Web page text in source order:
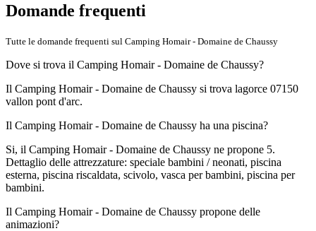
Domande frequenti
Tutte le domande frequenti sul Camping Homair - Domaine de Chaussy
Dove si trova il Camping Homair - Domaine de Chaussy?
Il Camping Homair - Domaine de Chaussy si trova lagorce 07150
vallon pont d'arc.
Il Camping Homair - Domaine de Chaussy ha una piscina?
Si, il Camping Homair - Domaine de Chaussy ne propone 5.
Dettaglio delle attrezzature: speciale bambini / neonati, piscina
esterna, piscina riscaldata, scivolo, vasca per bambini, piscina per
bambini.
Il Camping Homair - Domaine de Chaussy propone delle
animazioni?